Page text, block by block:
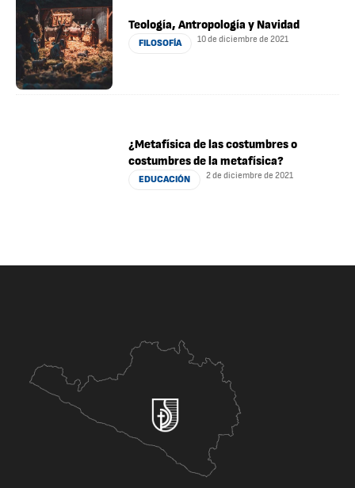
Teología, Antropología y Navidad
FILOSOFÍA 10 de diciembre de 2021
¿Metafísica de las costumbres o
costumbres de la metafísica?
EDUCACIÓN 2 de diciembre de 2021